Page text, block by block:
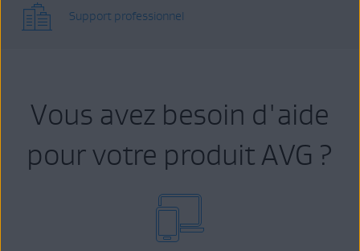
Support professionnel
Vous avez besoin d'aide
pour votre produit AVG ?